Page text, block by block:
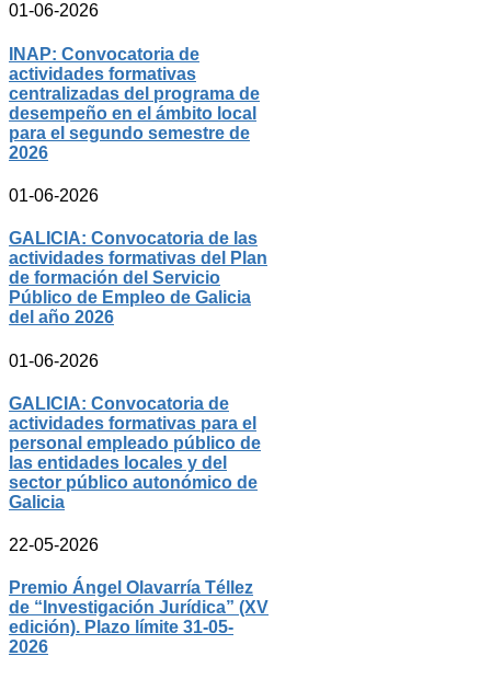
01-06-2026
INAP: Convocatoria de
actividades formativas
centralizadas del programa de
desempeño en el ámbito local
para el segundo semestre de
2026
01-06-2026
GALICIA: Convocatoria de las
actividades formativas del Plan
de formación del Servicio
Público de Empleo de Galicia
del año 2026
01-06-2026
GALICIA: Convocatoria de
actividades formativas para el
personal empleado público de
las entidades locales y del
sector público autonómico de
Galicia
22-05-2026
Premio Ángel Olavarría Téllez
de “Investigación Jurídica” (XV
edición). Plazo límite 31-05-
2026